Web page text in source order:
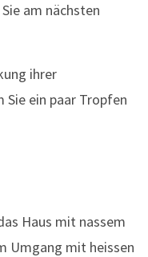
am nächsten
ihrer
ein paar Tropfen
Haus mit nassem
Umgang mit heissen